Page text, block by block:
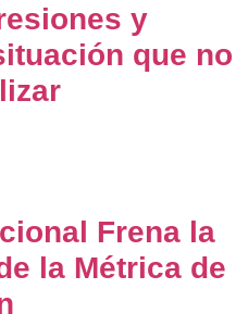
y
que no
Frena la
la Métrica de